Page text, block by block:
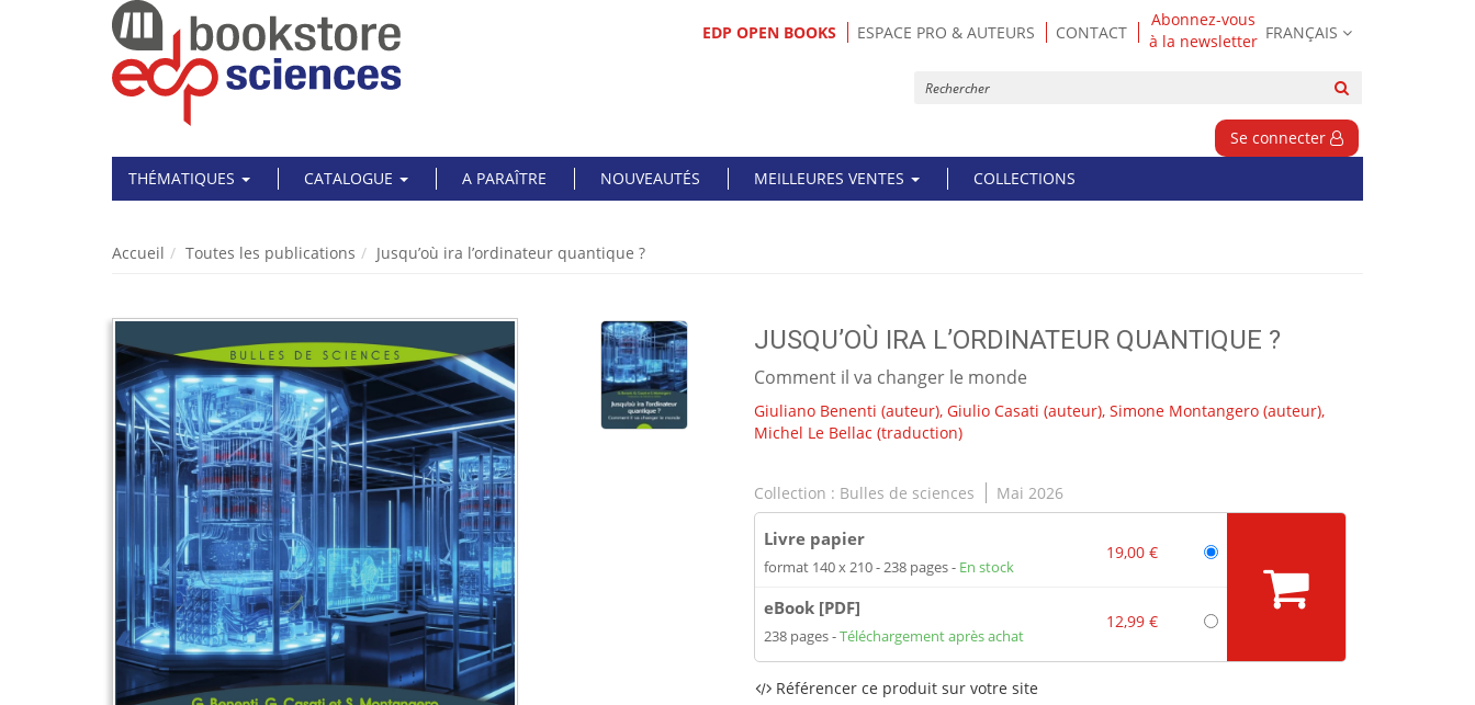
EDP OPEN BOOKS ESPACE PRO & AUTEURS CONTACT
Abonnez-vous
à la newsletter FRANÇAIS
Se connecter
THÉMATIQUES
CATALOGUE A PARAÎTRE NOUVEAUTÉS MEILLEURES VENTES COLLECTIONS
Accueil Toutes les publications Jusqu’où ira l’ordinateur quantique ?
JUSQU’OÙ IRA L’ORDINATEUR QUANTIQUE ?
Comment il va changer le monde
Giuliano Benenti (auteur), Giulio Casati (auteur), Simone Montangero (auteur),
Michel Le Bellac (traduction)
Collection : Bulles de sciences Mai 2026
Livre papier
format 140 x 210 238 pages En stock
19,00 €
eBook [PDF]
238 pages Téléchargement après achat
12,99 €
Référencer ce produit sur votre site